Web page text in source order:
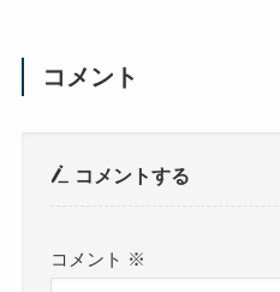
コメント
コメントする
コメント ※